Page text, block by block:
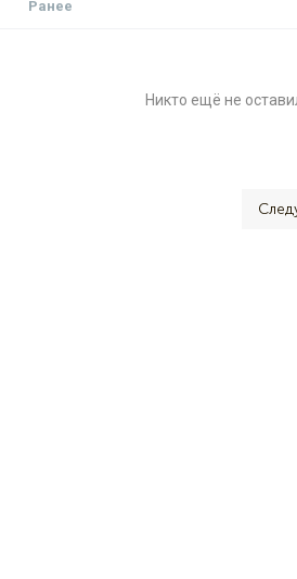
Ранее
Никто ещё не